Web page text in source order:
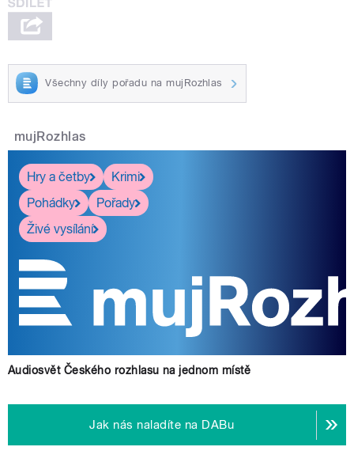
Všechny díly pořadu na mujRozhlas
mujRozhlas
Hry a četby
Krimi
Pohádky
Pořady
Živé vysílání
Audiosvět Českého rozhlasu na jednom místě
Jak nás naladíte na DABu